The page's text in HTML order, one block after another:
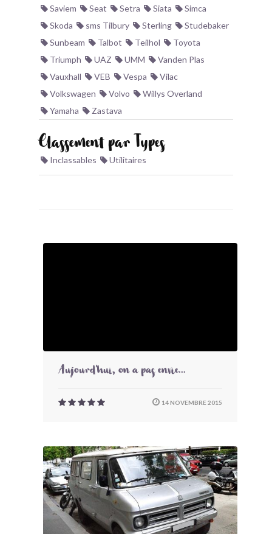
Saviem Seat Setra Siata
Simca
Skoda
sms Tilbury Sterling
Studebaker
Sunbeam
Talbot Teilhol
Toyota
Triumph
UAZ UMM
Vanden Plas
Vauxhall
VEB Vespa
Vilac
Volkswagen
Volvo
Willys Overland
Yamaha
Zastava
Classement par Types
Inclassables Utilitaires
Aujourd'hui, on a pas envie...
14 NOVEMBRE 2015